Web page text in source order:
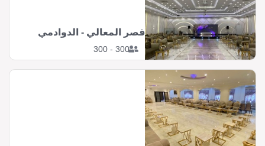
300 - 300
قصر المعالي - الدوادمي